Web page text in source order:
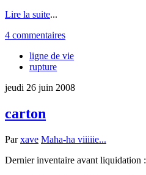
Lire la suite...
4 commentaires
ligne de vie
rupture
jeudi 26 juin 2008
carton
Parxave Maha-ha viiiiie...
Dernier inventaire avant liquidation :